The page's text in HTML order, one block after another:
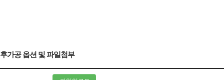
후가공 옵션 및 파일첨부